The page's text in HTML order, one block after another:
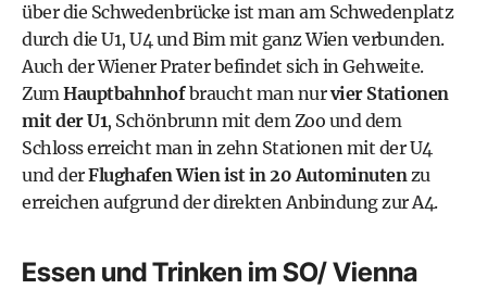
über die Schwedenbrücke ist man am Schwedenplatz
durch die U1, U4 und Bim mit ganz Wien verbunden.
Auch der Wiener Prater befindet sich in Gehweite.
ZumHauptbahnhofbraucht man nurvier Stationen
mit der U1, Schönbrunn mit dem Zoo und dem
Schloss erreicht man in zehn Stationen mit der U4
und derFlughafen Wien ist in 20 Autominutenzu
erreichen aufgrund der direkten Anbindung zur A4.
Essen und Trinken im SO/ Vienna